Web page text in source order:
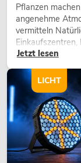
Pflanzen
angenehme
vermitteln
eine
Jetzt lesen
LICHT